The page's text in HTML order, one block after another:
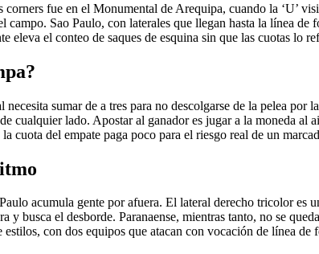
fue en el Monumental de Arequipa, cuando la ‘U’
campo. Sao Paulo, con laterales que llegan hasta la línea
eleva el conteo de saques de esquina sin que las cuotas lo
sumar de a tres para no descolgarse de la pelea
cualquier lado. Apostar al ganador es jugar a la moneda al
cuota del empate paga poco para el riesgo real de un
acumula gente por afuera. El lateral derecho tricolor
y busca el desborde. Paranaense, mientras tanto, no se
con dos equipos que atacan con vocación de línea